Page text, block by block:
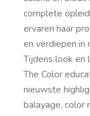
complete
ervaren haar
en verdiepen in
Tijdens look en
The Color
nieuwste
balayage, color